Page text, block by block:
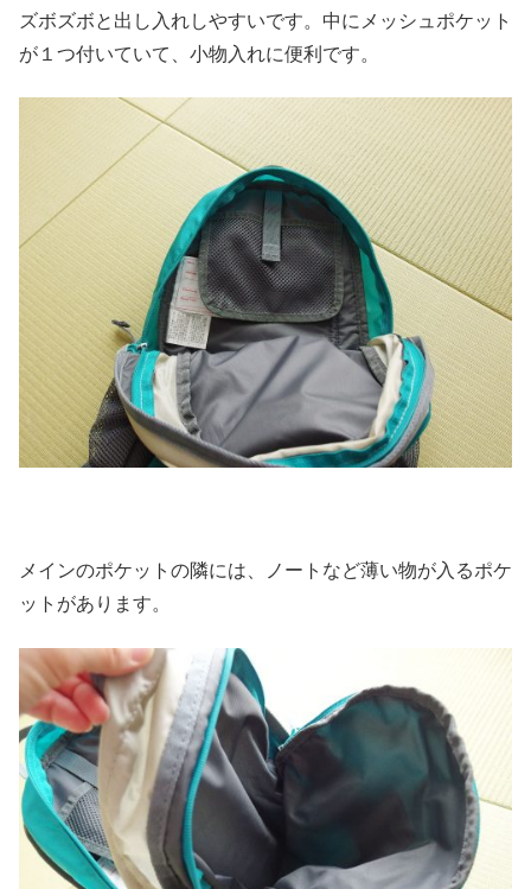
ズボズボと出し入れしやすいです。中にメッシュポケット
が１つ付いていて、小物入れに便利です。
メインのポケットの隣には、ノートなど薄い物が入るポケ
ットがあります。